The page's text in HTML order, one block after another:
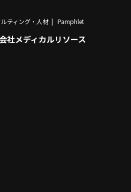
ティング・人材 Pamphlet
社メディカルリソース